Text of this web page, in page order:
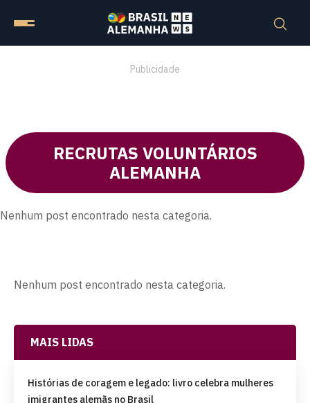
Publicidade
RECRUTAS VOLUNTÁRIOS
ALEMANHA
Nenhum post encontrado nesta categoria.
Nenhum post encontrado nesta categoria.
MAIS LIDAS
Histórias de coragem e legado: livro celebra mulheres
imigrantes alemãs no Brasil